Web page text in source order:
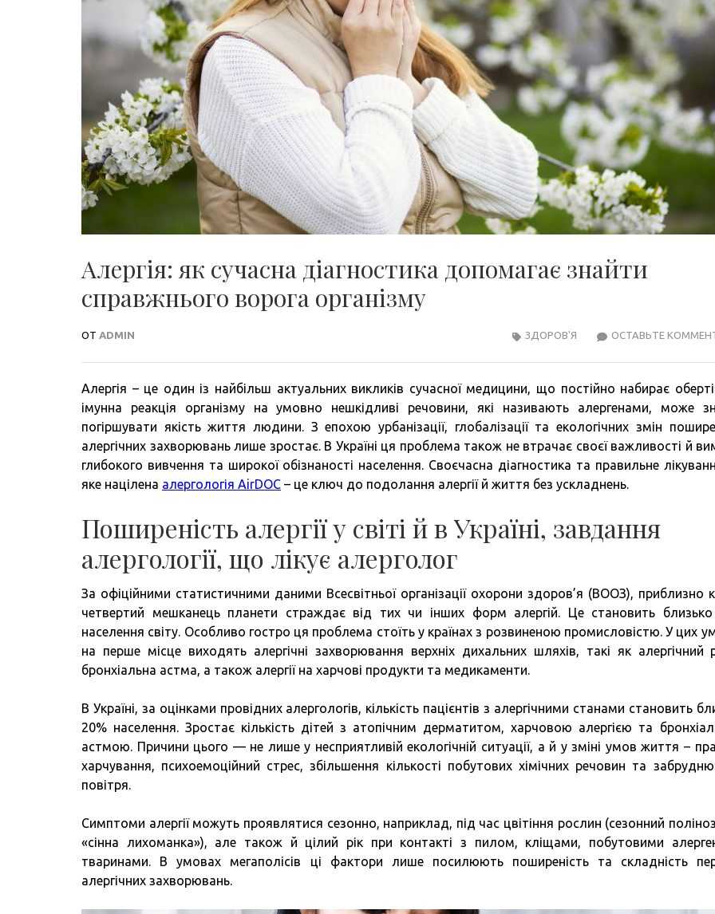
Алергія: як сучасна діагностика допомагає знайти
справжнього ворога організму
ОТ ADMIN ОСТАВЬТЕ
ЗДОРОВ'Я
Алергія – це один із найбільш актуальних викликів сучасної медицини, що постійно набирає
імунна реакція організму на умовно нешкідливі речовини, які називають алергенами, може
погіршувати якість життя людини. З епохою урбанізації, глобалізації та екологічних змін
алергічних захворювань лише зростає. В Україні ця проблема також не втрачає своєї важливості й
глибокого вивчення та широкої обізнаності населення. Своєчасна діагностика та правильне
яке націлена алергологія AirDOC – це ключ до подолання алергії й життя без ускладнень.
Поширеність алергії у світі й в Україні, завдання
алергології, що лікує алерголог
За офіційними статистичними даними Всесвітньої організації охорони здоров’я (ВООЗ), приблизно
четвертий мешканець планети страждає від тих чи інших форм алергій. Це становить
населення світу. Особливо гостро ця проблема стоїть у країнах з розвиненою промисловістю. У цих
на перше місце виходять алергічні захворювання верхніх дихальних шляхів, такі як алергічний
бронхіальна астма, а також алергії на харчові продукти та медикаменти.
В Україні, за оцінками провідних алергологів, кількість пацієнтів з алергічними станами становить
20% населення. Зростає кількість дітей з атопічним дерматитом, харчовою алергією та
астмою. Причини цього — не лише у несприятливій екологічній ситуації, а й у зміні умов життя –
харчування, психоемоційний стрес, збільшення кількості побутових хімічних речовин та
повітря.
Симптоми алергії можуть проявлятися сезонно, наприклад, під час цвітіння рослин (сезонний
«сінна лихоманка»), але також й цілий рік при контакті з пилом, кліщами, побутовими
тваринами. В умовах мегаполісів ці фактори лише посилюють поширеність та складність
алергічних захворювань.